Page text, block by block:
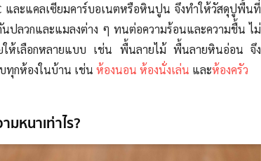
และแคลเซียมคาร์บอเนตหรือหินปูน จึงทำให้วัสดุปูพื้นที่
ปลวกและแมลงต่าง ๆ ทนต่อความร้อนและความชื้น ไม่
ให้เลือกหลายแบบ เช่น พื้นลายไม้ พื้นลายหินอ่อน จึง
ทุกห้องในบ้าน เช่น ห้องนอน ห้องนั่งเล่น และห้องครัว
หนาเท่าไร?